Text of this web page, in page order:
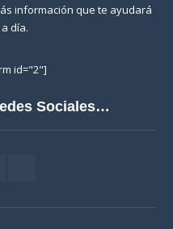
información que te ayudará
día.
id="2"]
Sociales…